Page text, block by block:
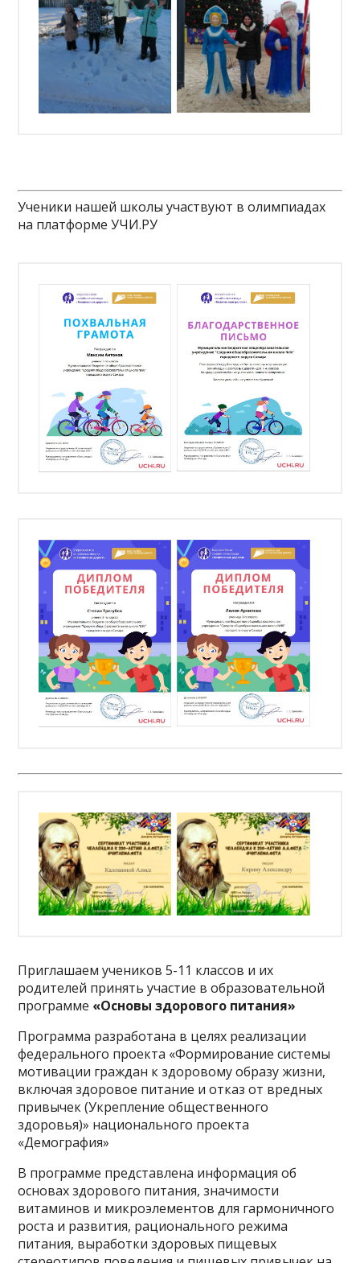
Ученики нашей школы участвуют в олимпиадах
на платформе УЧИ.РУ
Приглашаем учеников 5-11 классов и их
родителей принять участие в образовательной
программе «Основы здорового питания»
Программа разработана в целях реализации
федерального проекта «Формирование системы
мотивации граждан к здоровому образу жизни,
включая здоровое питание и отказ от вредных
привычек (Укрепление общественного
здоровья)» национального проекта
«Демография»
В программе представлена информация об
основах здорового питания, значимости
витаминов и микроэлементов для гармоничного
роста и развития, рационального режима
питания, выработки здоровых пищевых